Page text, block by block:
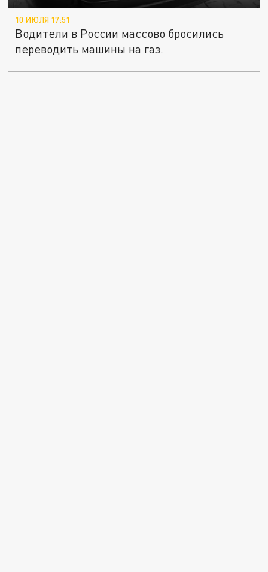
10 ИЮЛЯ 17:51
Водители в России массово бросились
переводить машины на газ.